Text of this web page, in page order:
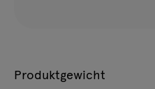
Produktgewicht